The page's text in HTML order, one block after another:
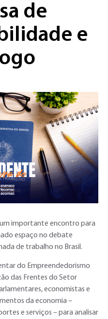
de
e
um importante encontro para
espaço no debate
de trabalho no Brasil.
do Empreendedorismo
das Frentes do Setor
economistas e
da economia –
e serviços – para analisar